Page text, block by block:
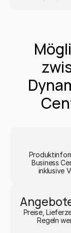
Business
inklusive
Preise,
Regeln